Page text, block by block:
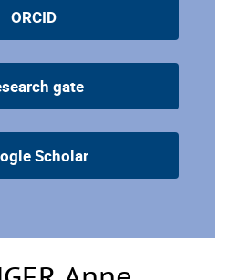
ORCID
gate
Scholar